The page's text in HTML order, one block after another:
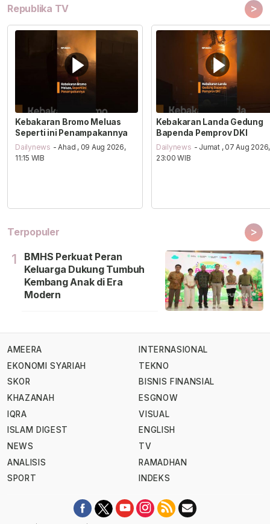
Republika TV >
Kebakaran Bromo Meluas
Seperti ini Penampakannya
Dailynews - Ahad , 09 Aug 2026,
11:15 WIB
Kebakaran Landa Gedung
Bapenda Pemprov DKI
Dailynews - Jumat , 07 Aug 2026,
23:00 WIB
Terpopuler >
1
BMHS Perkuat Peran
Keluarga Dukung Tumbuh
Kembang Anak di Era
Modern
AMEERA
EKONOMI SYARIAH
SKOR
KHAZANAH
IQRA
ISLAM DIGEST
NEWS
ANALISIS
SPORT
INTERNASIONAL
TEKNO
BISNIS FINANSIAL
ESGNOW
VISUAL
ENGLISH
TV
RAMADHAN
INDEKS